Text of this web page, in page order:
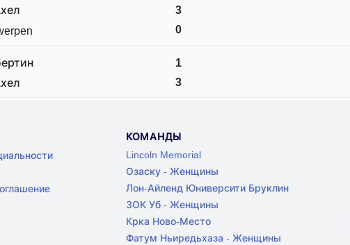
3
0
1
3
КОМАНДЫ
Lincoln Memorial
Озаску - Женщины
Лон-Айленд Юниверсити Бруклин
ЗОК Уб - Женщины
Крка Ново-Место
Фатум Ньиредьхаза - Женщины